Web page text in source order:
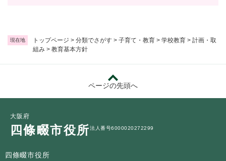
現在地 トップページ > 分類でさがす > 子育て・教育 > 学校教育 > 計画・取
組み > 教育基本方針
ページの先頭へ
大阪府
四條畷市役所法人番号6000020272299
四條畷市役所